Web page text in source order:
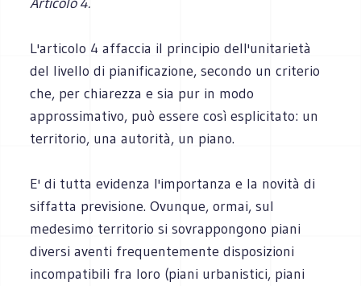
L'articolo 4 affaccia il principio dell'unitarietà
del livello di pianificazione, secondo un criterio
che, per chiarezza e sia pur in modo
approssimativo, può essere così esplicitato: un
territorio, una autorità, un piano.
E' di tutta evidenza l'importanza e la novità di
siffatta previsione. Ovunque, ormai, sul
medesimo territorio si sovrappongono piani
diversi aventi frequentemente disposizioni
incompatibili fra loro (piani urbanistici, piani